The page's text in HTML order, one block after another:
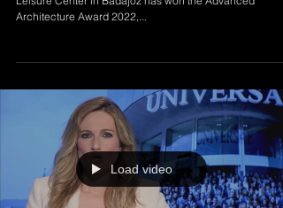
Awards 2022
Our work Interior Design of a 5 Star Hotel, Restaurants
Leisure Center in Badajoz has won the Advanced
Architecture Award 2022,...